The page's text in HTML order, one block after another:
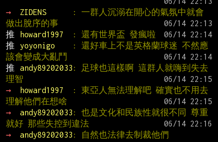
→
ZIDENS
: 一群人沉溺在開心的氣氛中就會
做出脫序的事
推
howard1997 : 還有世界盃 發瘋啦
推
yoyonigo
: 還好車上不是英格蘭球迷 不然應
該會變成大亂鬥
推
andy89202033 : 足球也這樣啊 這群人就嗨到失去
理智
→
howard1997
: 東亞人無法理解吧 確實也不用去
理解他們在想啥
→
andy89202033 : 也是文化和民族性就很不同 尊重
就好 那些失控到違法
→
andy89202033 : 自然也法律去制裁他們